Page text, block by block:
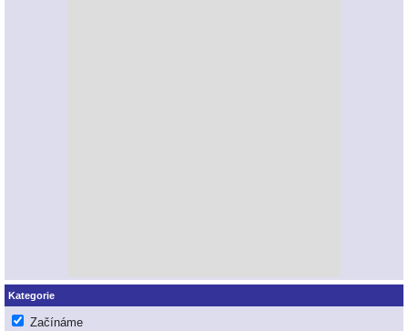
Kategorie
Začínáme